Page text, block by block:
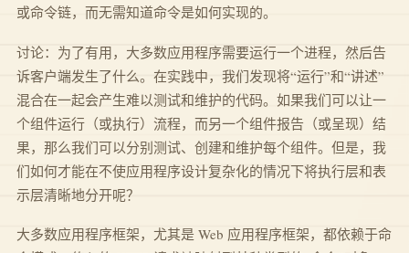
或命令链，而无需知道命令是如何实现的。
讨论：为了有用，大多数应用程序需要运行一个进程，然后告
诉客户端发生了什么。在实践中，我们发现将“运行”和“讲述”
混合在一起会产生难以测试和维护的代码。如果我们可以让一
个组件运行（或执行）流程，而另一个组件报告（或呈现）结
果，那么我们可以分别测试、创建和维护每个组件。但是，我
们如何才能在不使应用程序设计复杂化的情况下将执行层和表
示层清晰地分开呢？
大多数应用程序框架，尤其是 Web 应用程序框架，都依赖于命